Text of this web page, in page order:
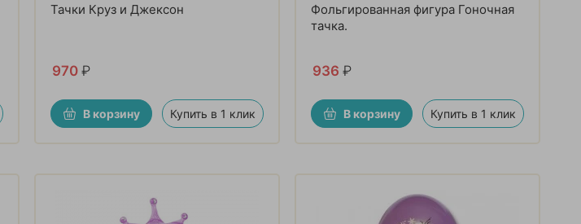
Тачки Круз и Джексон
970 ₽
В корзину Купить в 1 клик
Фольгированная фигура Гоночная
тачка.
936 ₽
В корзину Купить в 1 клик